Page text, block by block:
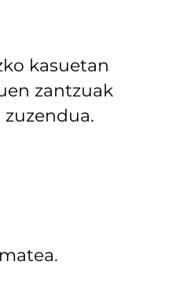
kasuetan
zantzuak